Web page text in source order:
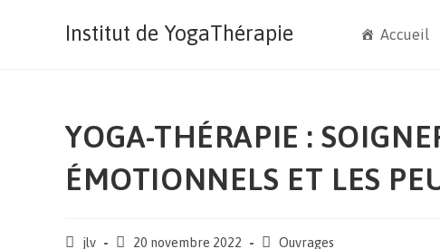
Institut de YogaThérapie Accueil
YOGA-THÉRAPIE :
ÉMOTIONNELS ET LES
jlv 20 novembre 2022 Ouvrages